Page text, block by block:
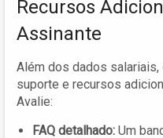
Recursos
Assinante
Além dos dados
suporte e recursos
Avalie:
FAQ detalhado: Um